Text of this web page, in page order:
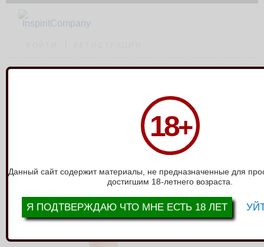
18+
Данный сайт содержит материалы, не предназначенные для
достигшим 18-летнего возраста.
Я ПОДТВЕРЖДАЮ ЧТО МНЕ ЕСТЬ 18 ЛЕТ
›Фаллоимитатор на присоске
ФАЛЛОИМИТАТОР НА ПРИСОСКЕ
ART-STYLE №21 010707RU